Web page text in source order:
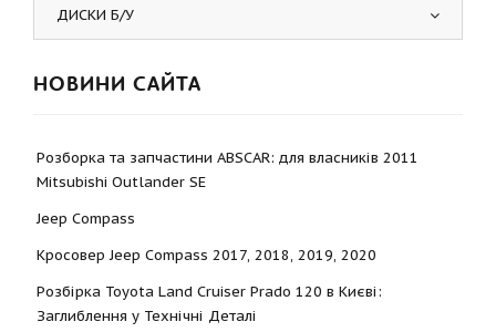
ДИСКИ Б/У
НОВИНИ САЙТА
Розборка та запчастини ABSCAR: для власників 2011
Mitsubishi Outlander SE
Jeep Compass
Кросовер Jeep Compass 2017, 2018, 2019, 2020
Розбірка Toyota Land Cruiser Prado 120 в Києві:
Заглиблення у Технічні Деталі